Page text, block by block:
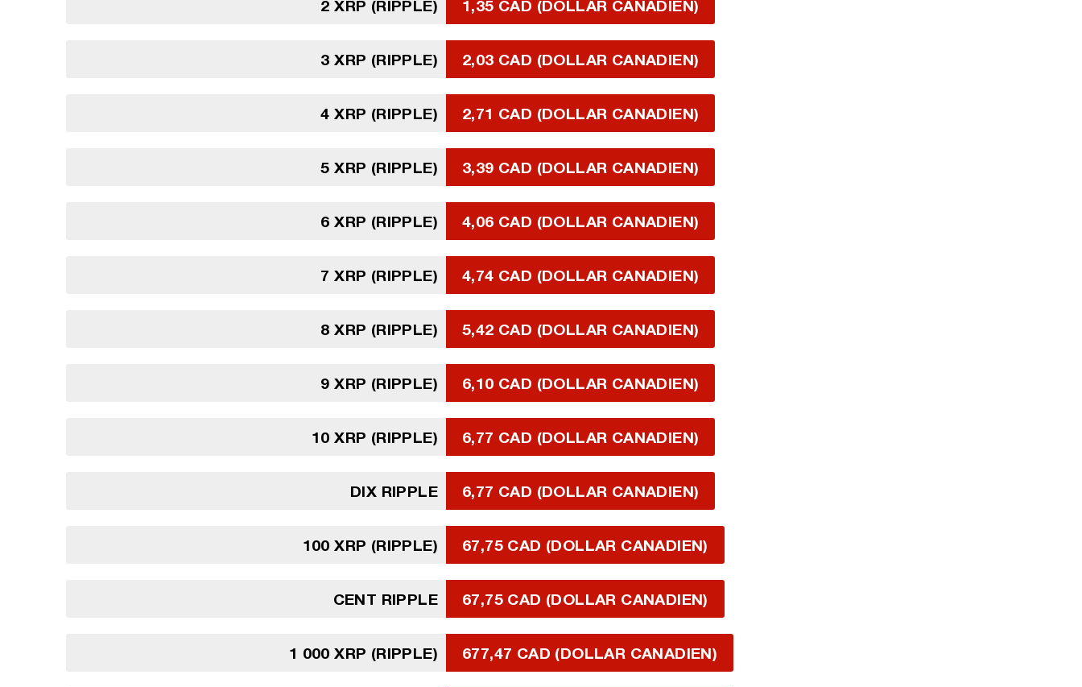
2 XRP (RIPPLE) 1,35 CAD (DOLLAR CANADIEN)
3 XRP (RIPPLE) 2,03 CAD (DOLLAR CANADIEN)
4 XRP (RIPPLE) 2,71 CAD (DOLLAR CANADIEN)
5 XRP (RIPPLE) 3,39 CAD (DOLLAR CANADIEN)
6 XRP (RIPPLE) 4,06 CAD (DOLLAR CANADIEN)
7 XRP (RIPPLE) 4,74 CAD (DOLLAR CANADIEN)
8 XRP (RIPPLE) 5,42 CAD (DOLLAR CANADIEN)
9 XRP (RIPPLE) 6,10 CAD (DOLLAR CANADIEN)
10 XRP (RIPPLE) 6,77 CAD (DOLLAR CANADIEN)
DIX RIPPLE 6,77 CAD (DOLLAR CANADIEN)
100 XRP (RIPPLE) 67,75 CAD (DOLLAR CANADIEN)
CENT RIPPLE 67,75 CAD (DOLLAR CANADIEN)
1 000 XRP (RIPPLE) 677,47 CAD (DOLLAR CANADIEN)